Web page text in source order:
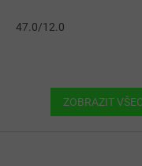
47.0/12.0
ZOBRAZIT